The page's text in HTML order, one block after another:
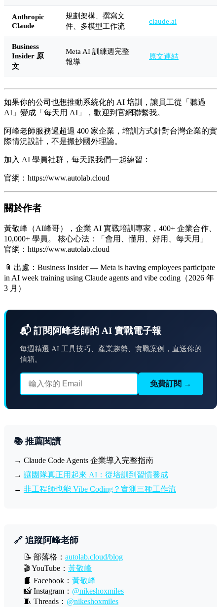
Anthropic
Claude
規劃架構、撰寫文
件、多模型工作流
claude.ai
Business
Insider 原
文
Meta AI 訓練週完整
報導
原文連結
如果你的公司也想推動系統化的 AI 培訓，讓員工從「聽過
AI」變成「每天用 AI」，歡迎到官網聯繫我。
阿峰老師服務過超過 400 家企業，培訓方式針對台灣企業的實
際情況設計，不是搬抄國外理論。
加入 AI 學員社群，每天跟我們一起練習：
官網：https://www.autolab.cloud
關於作者
黃敬峰（AI峰哥），企業 AI 實戰培訓專家，400+ 企業合作、
10,000+ 學員。 核心心法：「會用、懂用、好用、每天用」
官網：https://www.autolab.cloud
📎 出處：Business Insider — Meta is having employees participate
in AI week training using Claude agents and vibe coding（2026 年
3 月）
📬 訂閱阿峰老師的 AI 實戰電子報
每週精選 AI 工具技巧、產業趨勢、實戰案例，直送你的
信箱。
免費訂閱 →
📚 推薦閱讀
→ Claude Code Agents 企業導入完整指南
→ 讓團隊真正用起來 AI：從培訓到習慣養成
→ 非工程師也能 Vibe Coding？實測三種工作流
🔗 追蹤阿峰老師
📝 部落格： autolab.cloud/blog
🎬 YouTube： 黃敬峰
📘 Facebook： 黃敬峰
📸 Instagram： @nikeshoxmiles
🧵 Threads： @nikeshoxmiles